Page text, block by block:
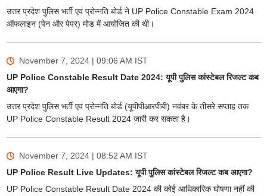
उत्तर प्रदेश पुलिस भर्ती एवं प्रोन्नति बोर्ड ने UP Police Constable Exam 2024
ऑफलाइन (पेन और पेपर) मोड में आयोजित की थी।
November 7, 2024 | 09:06 AM IST
UP Police Constable Result Date 2024: यूपी पुलिस कांस्टेबल रिजल्ट कब
आएगा?
उत्तर प्रदेश पुलिस भर्ती एवं प्रोन्नति बोर्ड (यूपीपीआरपीबी) नवंबर के तीसरे सप्ताह तक
UP Police Constable Result 2024 जारी कर सकता है।
November 7, 2024 | 08:52 AM IST
UP Police Result Live Updates: यूपी पुलिस कांस्टेबल रिजल्ट कब आएगा?
UP Police Constable Result Date 2024 की कोई आधिकारिक घोषणा नहीं की